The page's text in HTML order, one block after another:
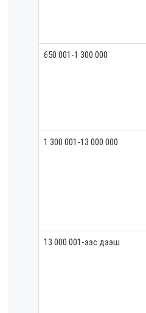
650 001-1 300 000
1 300 001-13 000 000
13 000 001-ээс дээш